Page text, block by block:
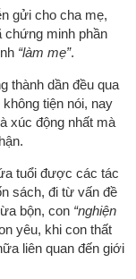
gửi cho cha mẹ,
chứng minh phần
“làm mẹ”.
thành dần đều qua
tiện nói, nay
xúc động nhất mà
tuổi được các tác
sách, đi từ vấn đề
bộn, con “nghiện
yêu, khi con thất
liên quan đến giới